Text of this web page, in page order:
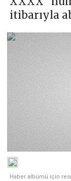
itibarıyla
Haber albümü için